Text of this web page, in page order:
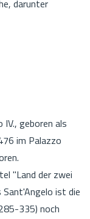
darunter
geboren als
im Palazzo
"Land der zwei
ist die
335) noch